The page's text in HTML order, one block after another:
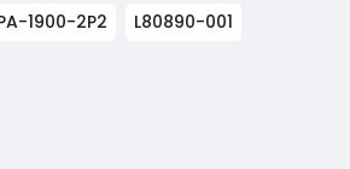
1900-2P2 L80890-001